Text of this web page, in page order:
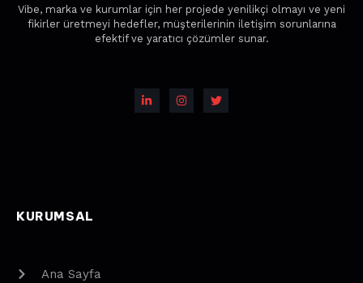
Vibe, marka ve kurumlar için her projede yenilikçi olmayı ve yeni
fikirler üretmeyi hedefler, müşterilerinin iletişim sorunlarına
efektif ve yaratıcı çözümler sunar.
KURUMSAL
Ana Sayfa